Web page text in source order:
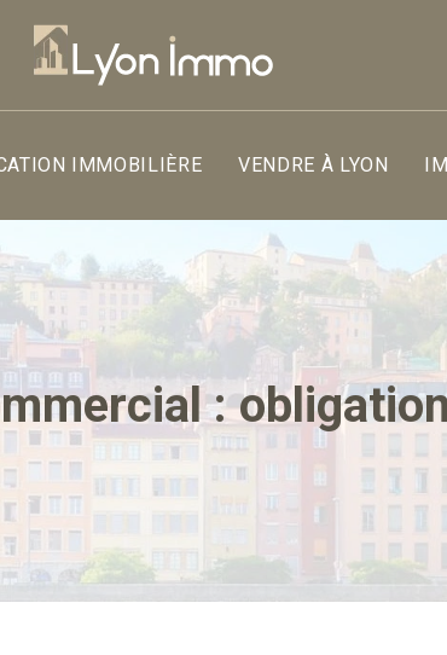
IMMOBILIÈRE VENDRE À LYON
: